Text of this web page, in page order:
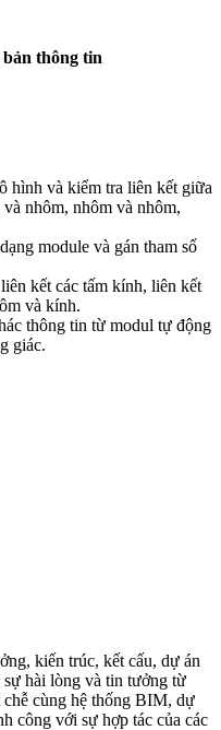
thông tin
hình và kiểm tra liên kết giữa
nhôm, nhôm và nhôm,
module và gán tham số
kết các tấm kính, liên kết
và kính.
thông tin từ modul tự động
giác.
kiến trúc, kết cấu, dự án
hài lòng và tin tưởng từ
cùng hệ thống BIM, dự
công với sự hợp tác của các